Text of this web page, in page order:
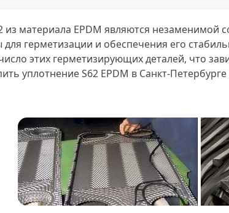
из материала EPDM являются
для герметизации и обеспечения его
этих герметизирующих деталей, что
уплотнение S62 EPDM в Санкт-